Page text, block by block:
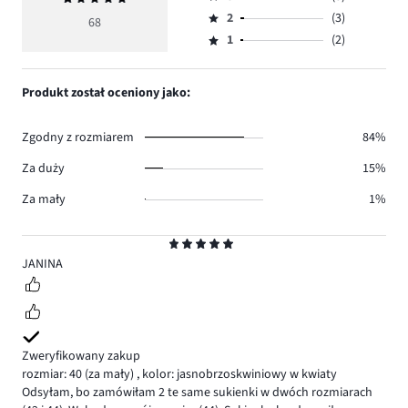
5
JANINA
Zweryfikowany zakup
rozmiar: 40 (za mały) , kolor: jasnobrzoskwiniowy w kwiaty
Odsyłam, bo zamówiłam 2 te same sukienki w dwóch rozmiarach
ocena
68
głosów
56.
ilość
głosów
Ocena
3,
ilość
Ocena
2,
2
(3)
Ocena
1,
1 (2)
Produkt został oceniony jako:
Zgodny z rozmiarem
84%
Za duży
15%
Za mały
1%